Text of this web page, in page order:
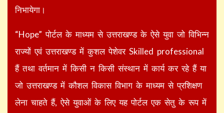
निभायेगा।
“Hope” पोर्टल के माध्यम से उत्तराखण्ड के ऐसे युवा जो विभिन्न
राज्यों एवं उत्तराखण्ड में कुशल पेशेवर Skilled professional
हैं तथा वर्तमान में किसी न किसी संस्थान में कार्य कर रहे हैं या
जो उत्तराखण्ड में कौशल विकास विभाग के माध्यम से प्रशिक्षण
लेना चाहते हैं, ऐसे युवाओं के लिए यह पोर्टल एक सेतु के रूप में